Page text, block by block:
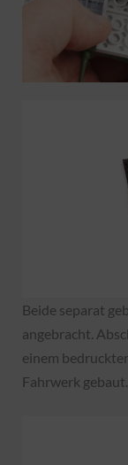
Beide separat
angebracht.
einem
Fahrwerk gebaut.